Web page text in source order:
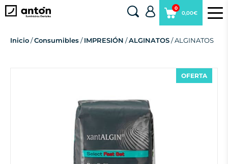
0,00€
0
Inicio/Consumibles/IMPRESIÓN /ALGINATOS/ ALGINATOS
OFERTA